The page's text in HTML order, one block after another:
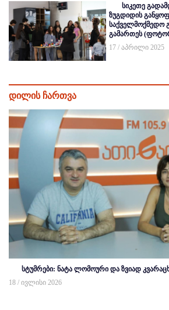
სიკეთე
ზუგდიდის
საქველმოქმედო
გამართეს
17 / აპრილი 2025
დილის ჩართვა
სტუმრები: ნატა ლომოური და ზვიად
18 / ივლისი 2026